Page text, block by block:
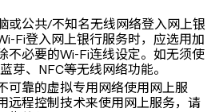
或公共/不知名无线网络登入网上银
Fi登入网上银行服务时，应选用加
不必要的Wi-Fi连线设定。如无须使
芽、NFC等无线网络功能。
可靠的虚拟专用网络使用网上服
远程控制技术来使用网上服务，请